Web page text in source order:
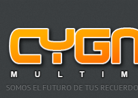
SOMOS EL FUTURO DE TUS